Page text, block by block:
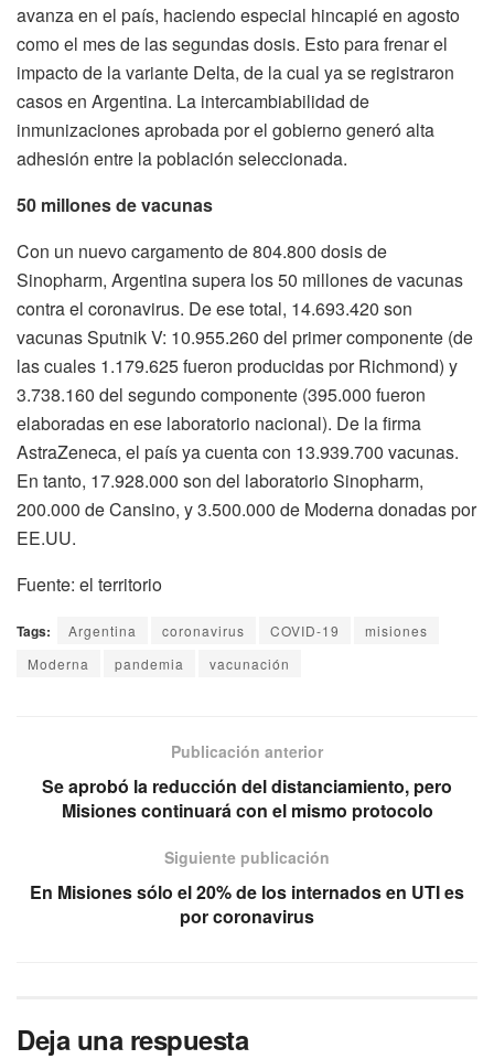
avanza en el país, haciendo especial hincapié en agosto
como el mes de las segundas dosis. Esto para frenar el
impacto de la variante Delta, de la cual ya se registraron
casos en Argentina. La intercambiabilidad de
inmunizaciones aprobada por el gobierno generó alta
adhesión entre la población seleccionada.
50 millones de vacunas
Con un nuevo cargamento de 804.800 dosis de
Sinopharm, Argentina supera los 50 millones de vacunas
contra el coronavirus. De ese total, 14.693.420 son
vacunas Sputnik V: 10.955.260 del primer componente (de
las cuales 1.179.625 fueron producidas por Richmond) y
3.738.160 del segundo componente (395.000 fueron
elaboradas en ese laboratorio nacional). De la firma
AstraZeneca, el país ya cuenta con 13.939.700 vacunas.
En tanto, 17.928.000 son del laboratorio Sinopharm,
200.000 de Cansino, y 3.500.000 de Moderna donadas por
EE.UU.
Fuente: el territorio
Tags: Argentina coronavirus COVID-19
misiones
Moderna
pandemia vacunación
Publicación anterior
Se aprobó la reducción del distanciamiento, pero
Misiones continuará con el mismo protocolo
Siguiente publicación
En Misiones sólo el 20% de los internados en UTI es
por coronavirus
Deja una respuesta